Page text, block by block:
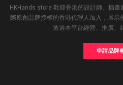
HKHands store 歡迎香港的設計師、插
際原創品牌授權的香港代理人加入，展
透過本平台經營、推廣、
申請品牌